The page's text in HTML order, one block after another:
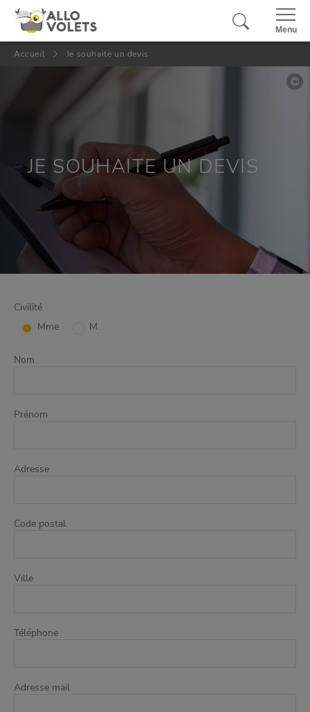
Menu
Fermer
Accueil Je souhaite un devis
JE SOUHAITE UN DEVIS
Civilité
Mme
M.
Nom
Prénom
Adresse
Code postal
Ville
Téléphone
Adresse mail
Panneau de gestion des cookies